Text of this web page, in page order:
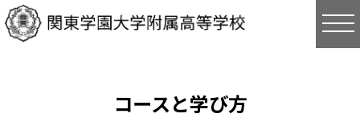
コースと学び方